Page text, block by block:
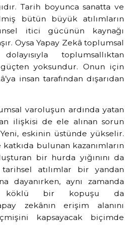
Tarih boyunca sanatta ve
bütün büyük atılımların
itici gücünün kaynağı
Oysa Yapay Zekâ toplumsal
toplumsallıktan
yoksundur. Onun için
insan tarafından dışarıdan
varoluşun ardında yatan
ilişkisi de ele alınan sorun
Yeni, eskinin üstünde yükselir.
bulunan kazanımların
bir hurda yığınını da
atılımlar bir yandan
dayanırken, aynı zamanda
köklü bir kopuşu da
zekânın erişim alanını
kapsayacak biçimde